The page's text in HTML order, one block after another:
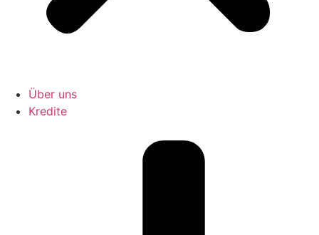
Über uns
Kredite